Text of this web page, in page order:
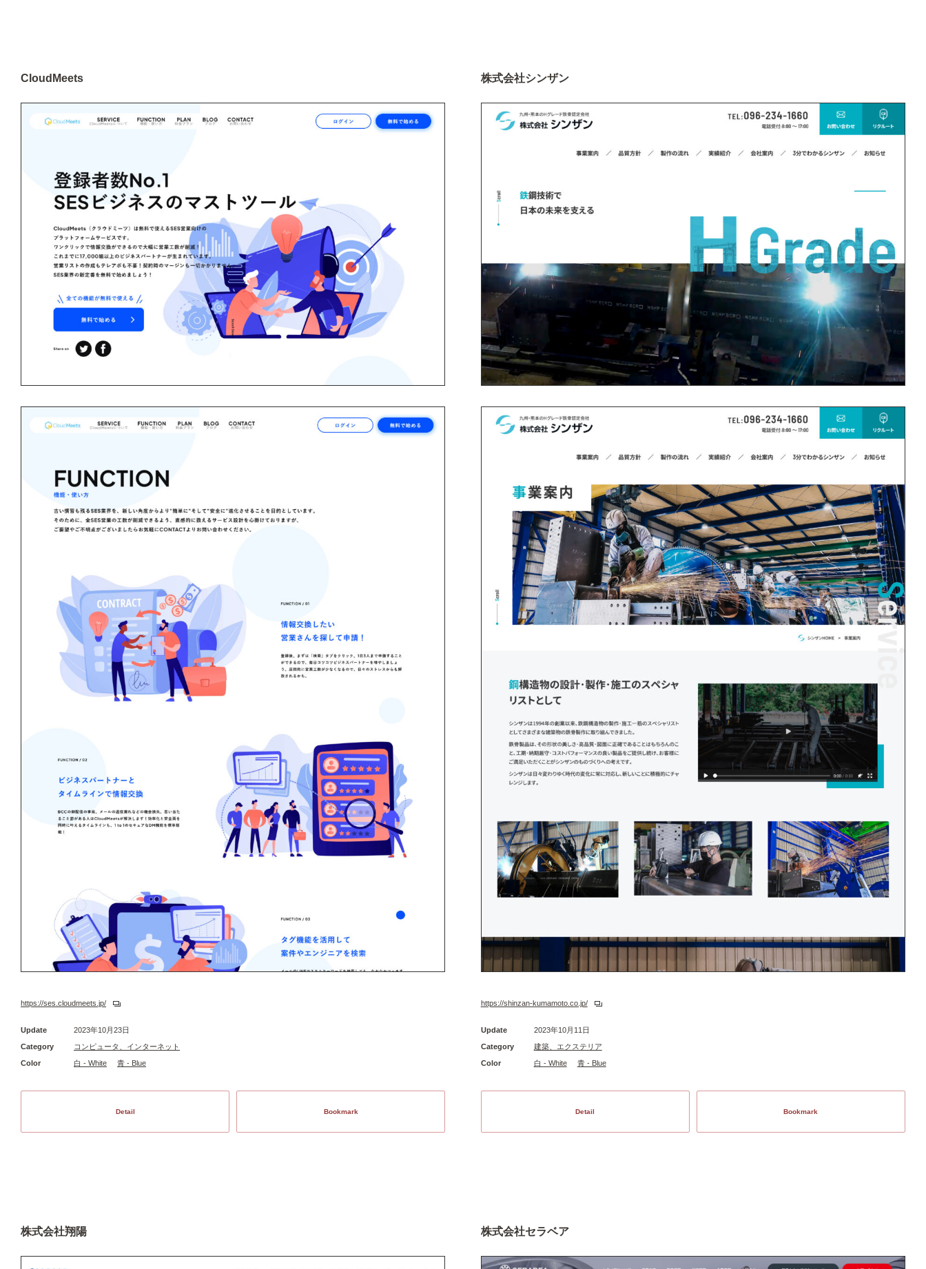
CloudMeets
https://ses.cloudmeets.jp/
Update
2023年10月23日
Category
コンピュータ、インターネット
Color
白 - White 青 - Blue
Detail Bookmark
株式会社シンザン
https://shinzan-kumamoto.co.jp/
Update
2023年10月11日
Category
建築、エクステリア
Color
白 - White 青 - Blue
Detail Bookmark
株式会社翔陽 株式会社セラベア